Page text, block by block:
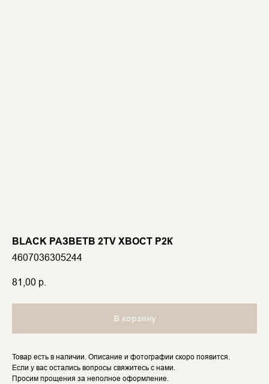
BLACK РАЗВЕТВ 2TV ХВОСТ Р2К
4607036305244
81,00 р.
В корзину
Товар есть в наличии. Описание и фотографии скоро появится.
Если у вас остались вопросы свяжитесь с нами.
Просим прощения за неполное оформление.